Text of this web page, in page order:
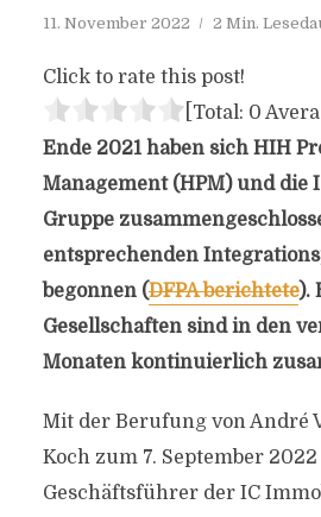
11. November 2022 2 Min.
Click to rate this post!
[Total: 0
Ende 2021 haben sich HIH
Management (HPM) und die
Gruppe
entsprechenden
begonnen (DFPA berichtete).
Gesellschaften sind in den
Monaten kontinuierlich
Mit der Berufung von André
Koch zum 7. September
Geschäftsführer der IC